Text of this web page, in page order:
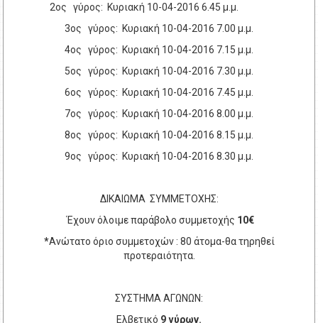
2ος γύρος: Κυριακή 10-04-2016 6.45 μ.μ.
3ος γύρος: Κυριακή 10-04-2016 7.00 μ.μ.
4ος γύρος: Κυριακή 10-04-2016 7.15 μ.μ.
5ος γύρος: Κυριακή 10-04-2016 7.30 μ.μ.
6ος γύρος: Κυριακή 10-04-2016 7.45 μ.μ.
7ος γύρος: Κυριακή 10-04-2016 8.00 μ.μ.
8ος γύρος: Κυριακή 10-04-2016 8.15 μ.μ.
9ος γύρος: Κυριακή 10-04-2016 8.30 μ.μ.
ΔΙΚΑΙΩΜΑ ΣΥΜΜΕΤΟΧΗΣ:
Έχουν όλοιμε παράβολο συμμετοχής 10€
*Ανώτατο όριο συμμετοχών : 80 άτομα-θα τηρηθεί
προτεραιότητα.
ΣΥΣΤΗΜΑ ΑΓΩΝΩΝ:
Ελβετικό 9 γύρων.